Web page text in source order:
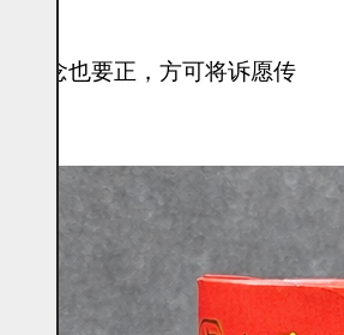
心念也要正，方可将诉愿传